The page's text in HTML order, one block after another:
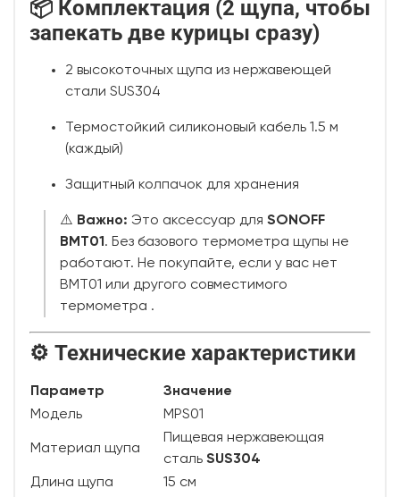
📦 Комплектация (2 щупа, чтобы
запекать две курицы сразу)
2 высокоточных щупа из нержавеющей
стали SUS304
Термостойкий силиконовый кабель 1.5 м
(каждый)
Защитный колпачок для хранения
⚠️ Важно: Это аксессуар для SONOFF
BMT01 . Без базового термометра щупы не
работают. Не покупайте, если у вас нет
BMT01 или другого совместимого
термометра .
⚙️ Технические характеристики
Параметр
Значение
Модель
MPS01
Материал щупа
Пищевая нержавеющая
сталь SUS304
Длина щупа
15 см